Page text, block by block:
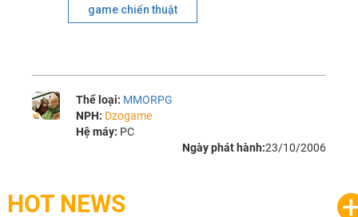
game chiến thuật
Thể loại: MMORPG
NPH: Dzogame
Hệ máy: PC
Ngày phát hành:23/10/2006
HOT NEWS